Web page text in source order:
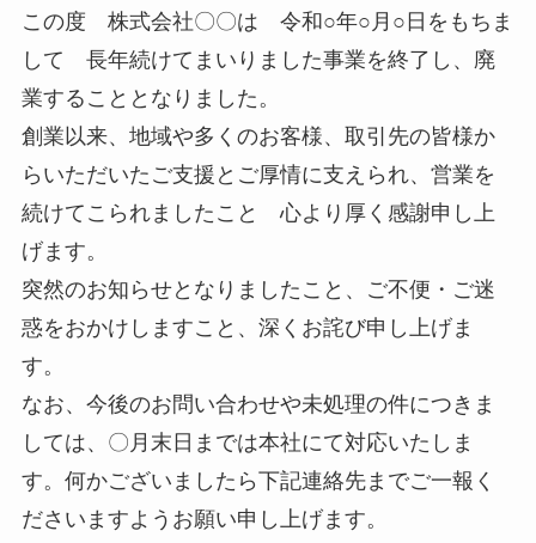
この度 株式会社〇〇は 令和○年○月○日をもちま
して 長年続けてまいりました事業を終了し、廃
業することとなりました。
創業以来、地域や多くのお客様、取引先の皆様か
らいただいたご支援とご厚情に支えられ、営業を
続けてこられましたこと 心より厚く感謝申し上
げます。
突然のお知らせとなりましたこと、ご不便・ご迷
惑をおかけしますこと、深くお詫び申し上げま
す。
なお、今後のお問い合わせや未処理の件につきま
しては、〇月末日までは本社にて対応いたしま
す。何かございましたら下記連絡先までご一報く
ださいますようお願い申し上げます。